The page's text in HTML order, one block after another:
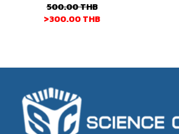
500.00THB
>300.00THB